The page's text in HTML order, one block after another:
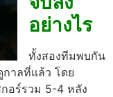
อย่างไร
ทั้งสองทีมพบกัน
าลที่แล้ว โดย
อร์รวม 5-4 หลัง